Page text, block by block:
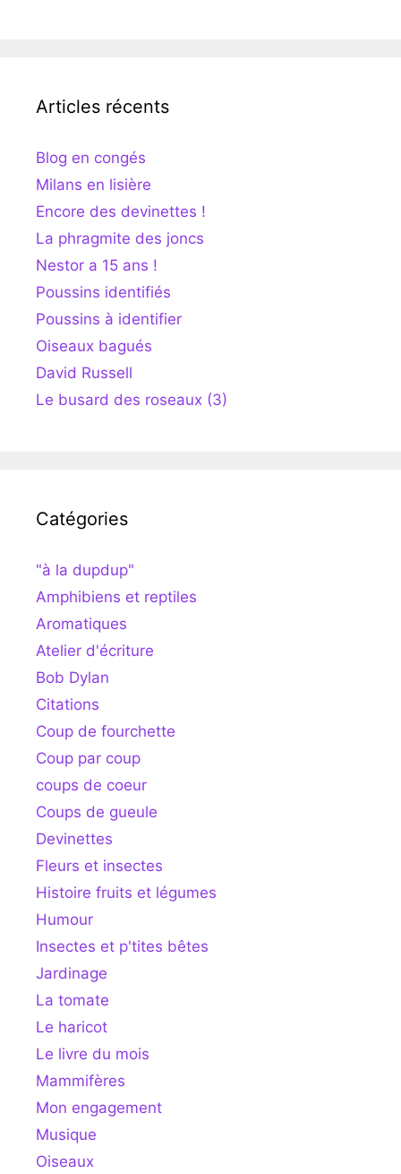
Articles récents
Blog en congés
Milans en lisière
Encore des devinettes !
La phragmite des joncs
Nestor a 15 ans !
Poussins identifiés
Poussins à identifier
Oiseaux bagués
David Russell
Le busard des roseaux (3)
Catégories
"à la dupdup"
Amphibiens et reptiles
Aromatiques
Atelier d'écriture
Bob Dylan
Citations
Coup de fourchette
Coup par coup
coups de coeur
Coups de gueule
Devinettes
Fleurs et insectes
Histoire fruits et légumes
Humour
Insectes et p'tites bêtes
Jardinage
La tomate
Le haricot
Le livre du mois
Mammifères
Mon engagement
Musique
Oiseaux